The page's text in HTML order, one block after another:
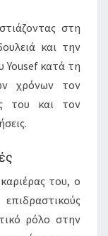
στη
και την
Yousef κατά τη
χρόνων τον
του και τον
του, ο
ρόλο στην